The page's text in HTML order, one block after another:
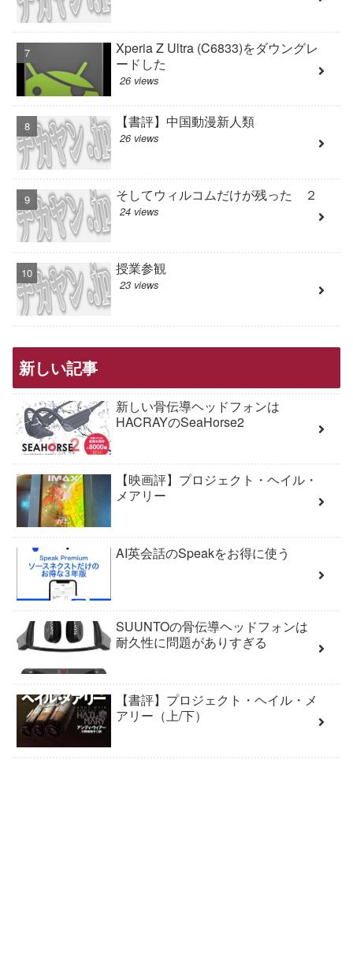
Xperia Z Ultra (C6833)をダウングレ
ードした
26 views
【書評】中国動漫新人類
26 views
そしてウィルコムだけが残った ２
24 views
授業参観
23 views
新しい記事
新しい骨伝導ヘッドフォンは
HACRAYのSeaHorse2
【映画評】プロジェクト・ヘイル・
メアリー
AI英会話のSpeakをお得に使う
SUUNTOの骨伝導ヘッドフォンは
耐久性に問題がありすぎる
【書評】プロジェクト・ヘイル・メ
アリー（上/下）